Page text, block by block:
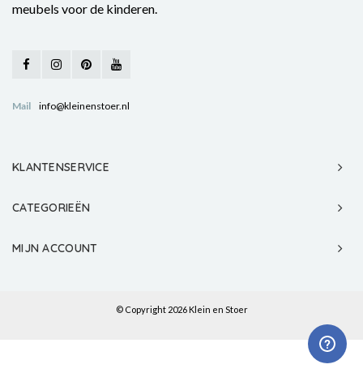
meubels voor de kinderen.
Mail info@kleinenstoer.nl
KLANTENSERVICE
CATEGORIEËN
MIJN ACCOUNT
© Copyright 2026 Klein en Stoer